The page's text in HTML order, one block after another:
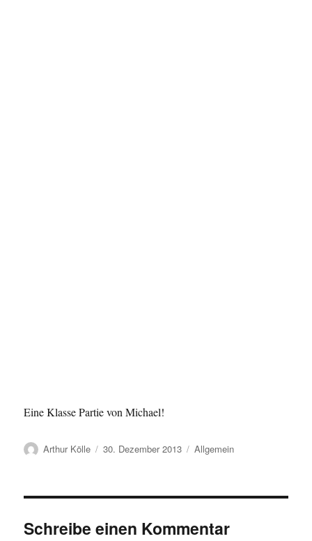
Eine Klasse Partie von Michael!
Autor
Arthur Kölle
Veröffentlicht
30. Dezember 2013 Kategorien
Allgemein
Schreibe einen Kommentar